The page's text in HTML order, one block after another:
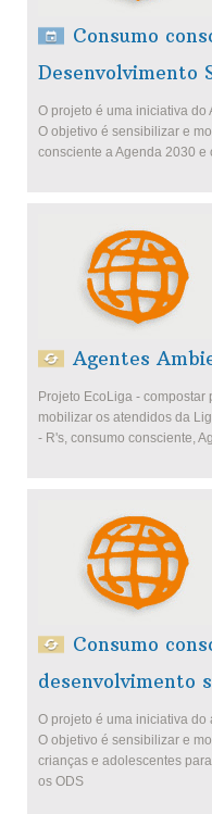
Consumo
Desenvolvimento
O projeto é uma iniciativa
O objetivo é sensibilizar e
consciente a Agenda 2030 e
Agentes
Projeto EcoLiga -
mobilizar os atendidos da
- R's, consumo consciente,
Consumo
desenvolvimento
O projeto é uma iniciativa
O objetivo é sensibilizar e
crianças e adolescentes
os ODS